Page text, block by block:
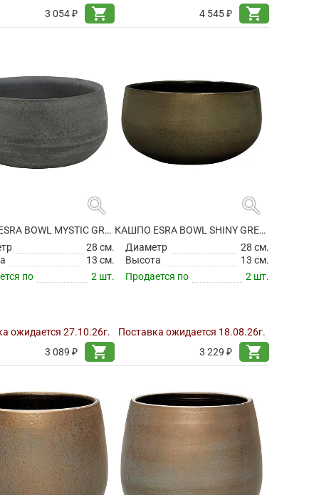
3 054 ₽
shopping_cart
4 545 ₽
shopping_cart
search
КАШПО ESRA BOWL MYSTIC GREY
28 см.
13 см.
по
2 шт.
ожидается 27.10.26г.
3 089 ₽
shopping_cart
search
КАШПО ESRA BOWL SHINY GREEN
Диаметр
28 см.
Высота
13 см.
Продается по
2 шт.
Поставка ожидается 18.08.26г.
3 229 ₽
shopping_cart